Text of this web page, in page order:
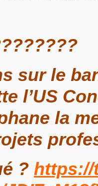
sur le
l’US
la
? https://